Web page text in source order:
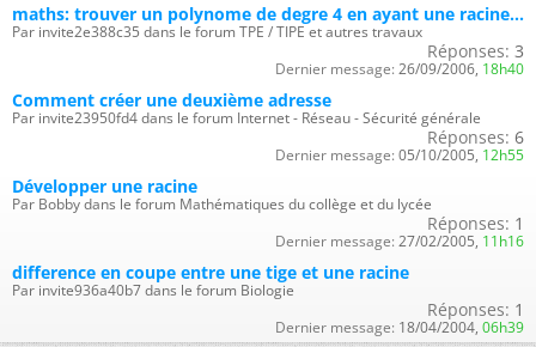
maths: trouver un polynome de degre 4 en ayant une racine...
Par invite2e388c35 dans le forum TPE / TIPE et autres travaux
Réponses: 3
Dernier message: 26/09/2006, 18h40
Comment créer une deuxième adresse
Par invite23950fd4 dans le forum Internet - Réseau - Sécurité générale
Réponses: 6
Dernier message: 05/10/2005, 12h55
Développer une racine
Par Bobby dans le forum Mathématiques du collège et du lycée
Réponses: 1
Dernier message: 27/02/2005, 11h16
difference en coupe entre une tige et une racine
Par invite936a40b7 dans le forum Biologie
Réponses: 1
Dernier message: 18/04/2004, 06h39